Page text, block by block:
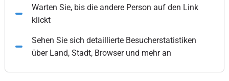
Warten Sie, bis die andere Person auf den Link
klickt
Sehen Sie sich detaillierte Besucherstatistiken
über Land, Stadt, Browser und mehr an